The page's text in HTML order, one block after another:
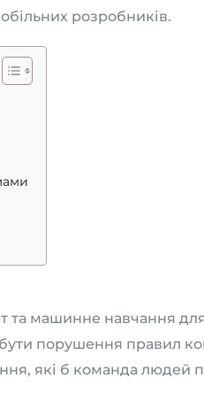
розробників.
та машинне навчання для
порушення правил
які б команда людей